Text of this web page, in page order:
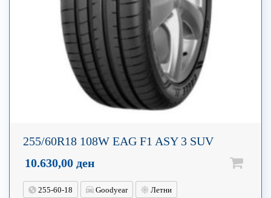
255/60R18 108W EAG F1 ASY 3 SUV
10.630,00 ден
255-60-18 Goodyear Летни